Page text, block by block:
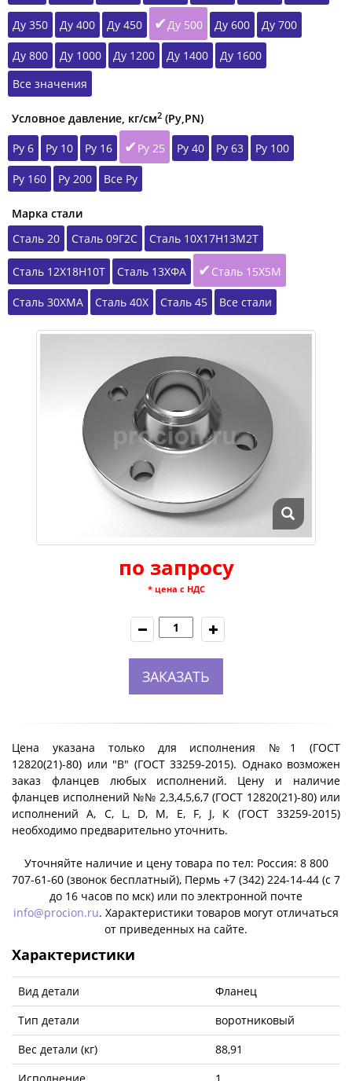
Ду 350 Ду 400 Ду 450 Ду 500 Ду 600 Ду 700
Ду 800 Ду 1000 Ду 1200 Ду 1400
Ду 1600
Все значения
Условное давление, кг/см2 (Ру,РN)
Ру 6
Ру 10 Ру 16 Ру 25 Ру 40 Ру 63 Ру 100
Ру 160 Ру 200 Все Ру
Марка стали
Сталь 20
Сталь 09Г2С Сталь 10Х17Н13М2Т
Сталь 12Х18Н10Т Сталь 13ХФА Сталь 15Х5М
Сталь 30ХМА Сталь 40Х Сталь 45 Все стали
по запросу
* цена с НДС
ЗАКАЗАТЬ
Цена указана только для исполнения №1 (ГОСТ
12820(21)-80) или "B" (ГОСТ 33259-2015). Однако возможен
заказ фланцев любых исполнений. Цену и наличие
фланцев исполнений №№ 2,3,4,5,6,7 (ГОСТ 12820(21)-80) или
исполнений A, C, L, D, M, E, F, J, К (ГОСТ 33259-2015)
необходимо предварительно уточнить.
Уточняйте наличие и цену товара по тел: Россия: 8 800
707-61-60 (звонок бесплатный), Пермь +7 (342) 224-14-44 (c 7
до 16 часов по мск) или по электронной почте
info@procion.ru. Характеристики товаров могут отличаться
от приведенных на сайте.
Характеристики
Вид детали
Фланец
Тип детали
воротниковый
Вес детали (кг)
88,91